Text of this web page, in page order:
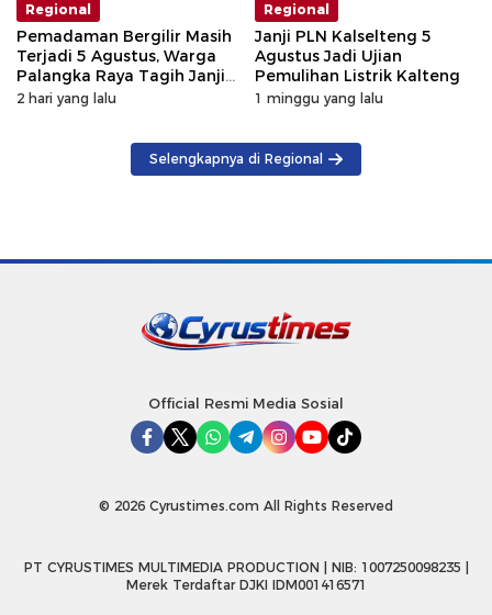
Regional
Pemadaman Bergilir Masih
Terjadi 5 Agustus, Warga
Palangka Raya Tagih Janji
GM PLN Kaltengsel
2 hari yang lalu
Regional
Janji PLN Kalselteng 5
Agustus Jadi Ujian
Pemulihan Listrik Kalteng
1 minggu yang lalu
Selengkapnya di Regional
Official Resmi Media Sosial
© 2026 Cyrustimes.com All Rights Reserved
PT CYRUSTIMES MULTIMEDIA PRODUCTION | NIB: 1007250098235 |
Merek Terdaftar DJKI IDM001416571